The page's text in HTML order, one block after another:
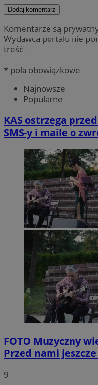
Dodaj komentarz
Komentarze są
Wydawca portalu nie
treść.
* pola obowiązkowe
Najnowsze
Popularne
KAS ostrzega
SMS-y i maile o
FOTO Muzyczny
Przed nami
9